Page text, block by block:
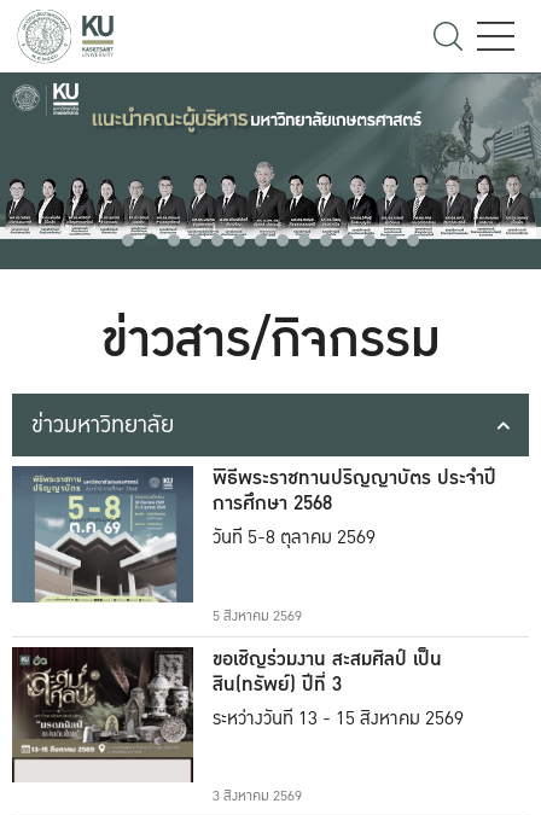
ข่าวสาร/กิจกรรม
ข่าวมหาวิทยาลัย
พิธีพระราชทานปริญญาบัตร ประจำปี
การศึกษา 2568
วันที่ 5-8 ตุลาคม 2569
5 สิงหาคม 2569
ขอเชิญร่วมงาน สะสมศิลป์ เป็น
สิน(ทรัพย์) ปีที่ 3
ระหว่างวันที่ 13 - 15 สิงหาคม 2569
3 สิงหาคม 2569